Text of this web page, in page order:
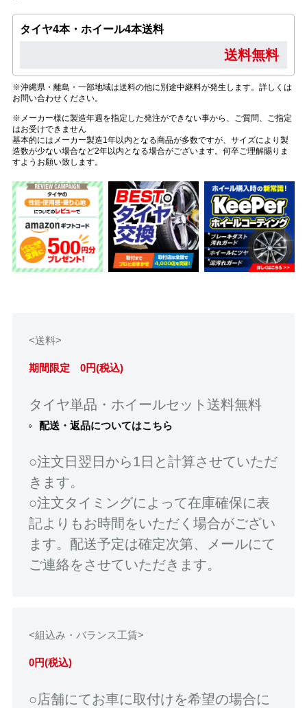
タイヤ4本・ホイール4本送料
送料無料
※沖縄県・離島・一部地域は送料の他に別途中継料が発生します。詳しくは
お問い合わせください。
※メーカー様に製造年週を指定した発注ができない事から、ご質問、ご指定
はお受けできません
基本的にはメーカー製造1年以内となる商品が多数ですが、サイズにより製
造数が少ない場合など2年以内となる場合がございます。何卒ご理解賜りま
すようお願い致します。
<送料>
期間限定 0円(税込)
タイヤ単品・ホイールセット送料無料
配送・返品についてはこちら
○注文日翌日から1日と計算させていただ
きます。
○注文タイミングによって在庫確保に表
記よりもお時間をいただく場合がござい
ます。配送予定は確定次第、メールにて
ご連絡をさせていただきます。
<組込み・バランス工賃>
0円(税込)
○店舗にてお車に取付けを希望の場合に